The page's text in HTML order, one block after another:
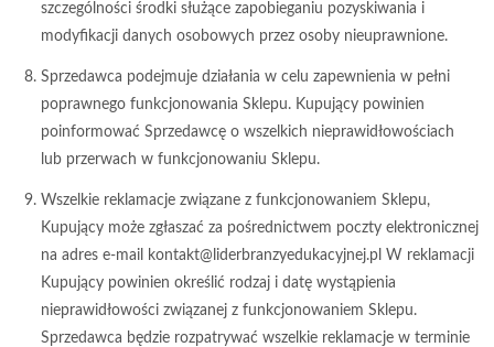
szczególności środki służące zapobieganiu pozyskiwania i
modyfikacji danych osobowych przez osoby nieuprawnione.
Sprzedawca podejmuje działania w celu zapewnienia w pełni
poprawnego funkcjonowania Sklepu. Kupujący powinien
poinformować Sprzedawcę o wszelkich nieprawidłowościach
lub przerwach w funkcjonowaniu Sklepu.
Wszelkie reklamacje związane z funkcjonowaniem Sklepu,
Kupujący może zgłaszać za pośrednictwem poczty elektronicznej
na adres e-mail kontakt@liderbranzyedukacyjnej.pl W reklamacji
Kupujący powinien określić rodzaj i datę wystąpienia
nieprawidłowości związanej z funkcjonowaniem Sklepu.
Sprzedawca będzie rozpatrywać wszelkie reklamacje w terminie